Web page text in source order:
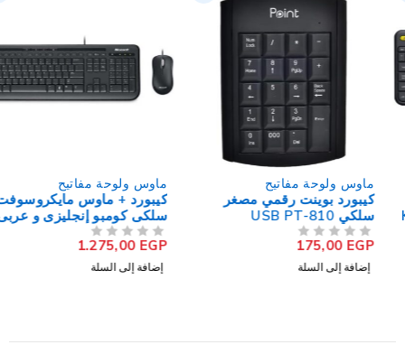
ماوس ولوحة مفاتيح
كيبورد بوينت رقمي مصغر
سلكي USB PT-810
175,00EGP
إضافة إلى السلة
ماوس ولوحة مفاتيح
كيبورد + ماوس مايكروسوفت
سلكى كومبو إنجليزى و عربى
1.275,00EGP
إضافة إلى السلة